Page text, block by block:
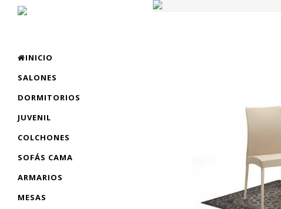
INICIO
SALONES
DORMITORIOS
JUVENIL
COLCHONES
SOFÁS CAMA
ARMARIOS
MESAS